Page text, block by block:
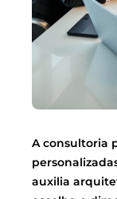
A consultoria
auxilia